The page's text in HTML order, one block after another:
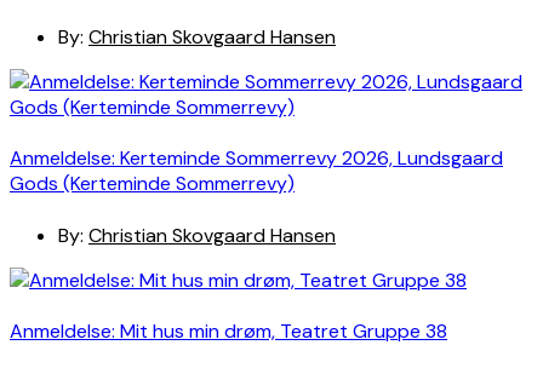
By: Christian Skovgaard Hansen
Anmeldelse: Kerteminde Sommerrevy 2026, Lundsgaard
Gods (Kerteminde Sommerrevy)
By: Christian Skovgaard Hansen
Anmeldelse: Mit hus min drøm, Teatret Gruppe 38